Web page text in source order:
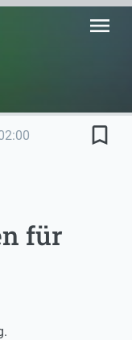
menu
bookmark_border
für